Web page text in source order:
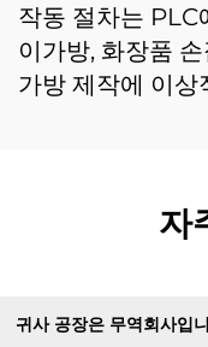
작동 절차는 PLC
이가방, 화장품
가방 제작에 이상
자
귀사 공장은 무역회사입